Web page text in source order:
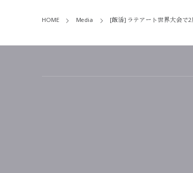
HOME Media [飯活] ラテアート世界大会で